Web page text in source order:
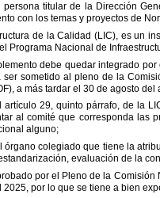
persona titular de la Dirección
con los temas y proyectos de
de la Calidad (LIC), es un
Programa Nacional de
debe quedar integrado por
ser sometido al pleno de la
a más tardar el 30 de agosto del
artículo 29, quinto párrafo, de la
al comité que corresponda las
alguno;
órgano colegiado que tiene la
evaluación de la
por el Pleno de la Comisión
2025, por lo que se tiene a bien